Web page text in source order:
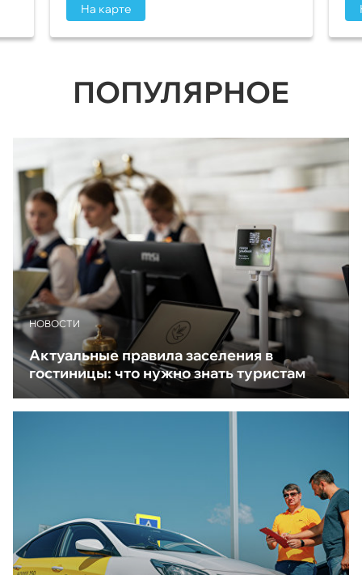
На карте
ПОПУЛЯРНОЕ
НОВОСТИ
Актуальные правила заселения в
гостиницы: что нужно знать туристам